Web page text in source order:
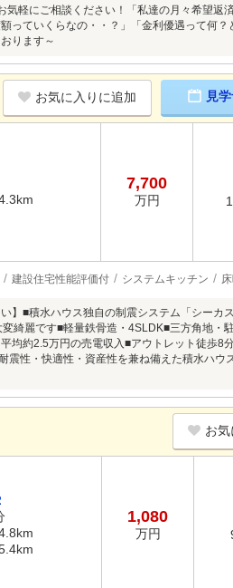
軽にご相談ください！「私達の月々希望返
っていくらなの・・？」「金利優遇って何
ります～
お気に入りに追加 見
7,700
万円
建設住宅性能評価付 システムキッチン
】■積水ハウス独自の制震システム「シー
綺麗です■軽量鉄骨造・4SLDK■三方角地・
均約2.5万円の売電収入■アウトレット徒歩
性・快適性・資産性を兼ね備えた積水ハウ
お
1,080
万円